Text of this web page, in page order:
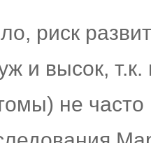
риск
и высок,
не